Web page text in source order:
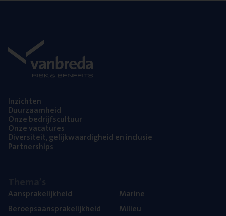
Inzich­ten
Duur­zaam­heid
Onze bedrijfs­cul­tuur
Onze vaca­tu­res
Diver­si­teit, gelijk­waar­dig­heid en inclusie
Part­ner­ships
Aan­spra­ke­lijk­heid
Beroeps­aan­spra­ke­lijk­heid
Mari­ne
Mili­eu